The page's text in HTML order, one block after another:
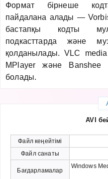
Формат бірнеше
пайдалана алады —
бастапқы кодты
подкасттарда және
қолданылады. VLC
MPlayer және Banshee
болады.
AVI
Файл кеңейтімі
Файл санаты
Бағдарламалар
Windows